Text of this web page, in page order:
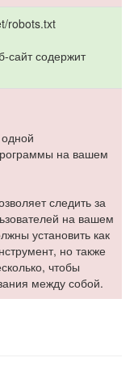
robots.txt
сайт содержит
на вашем
следить за
на вашем
установить как
но также
чтобы
между собой.